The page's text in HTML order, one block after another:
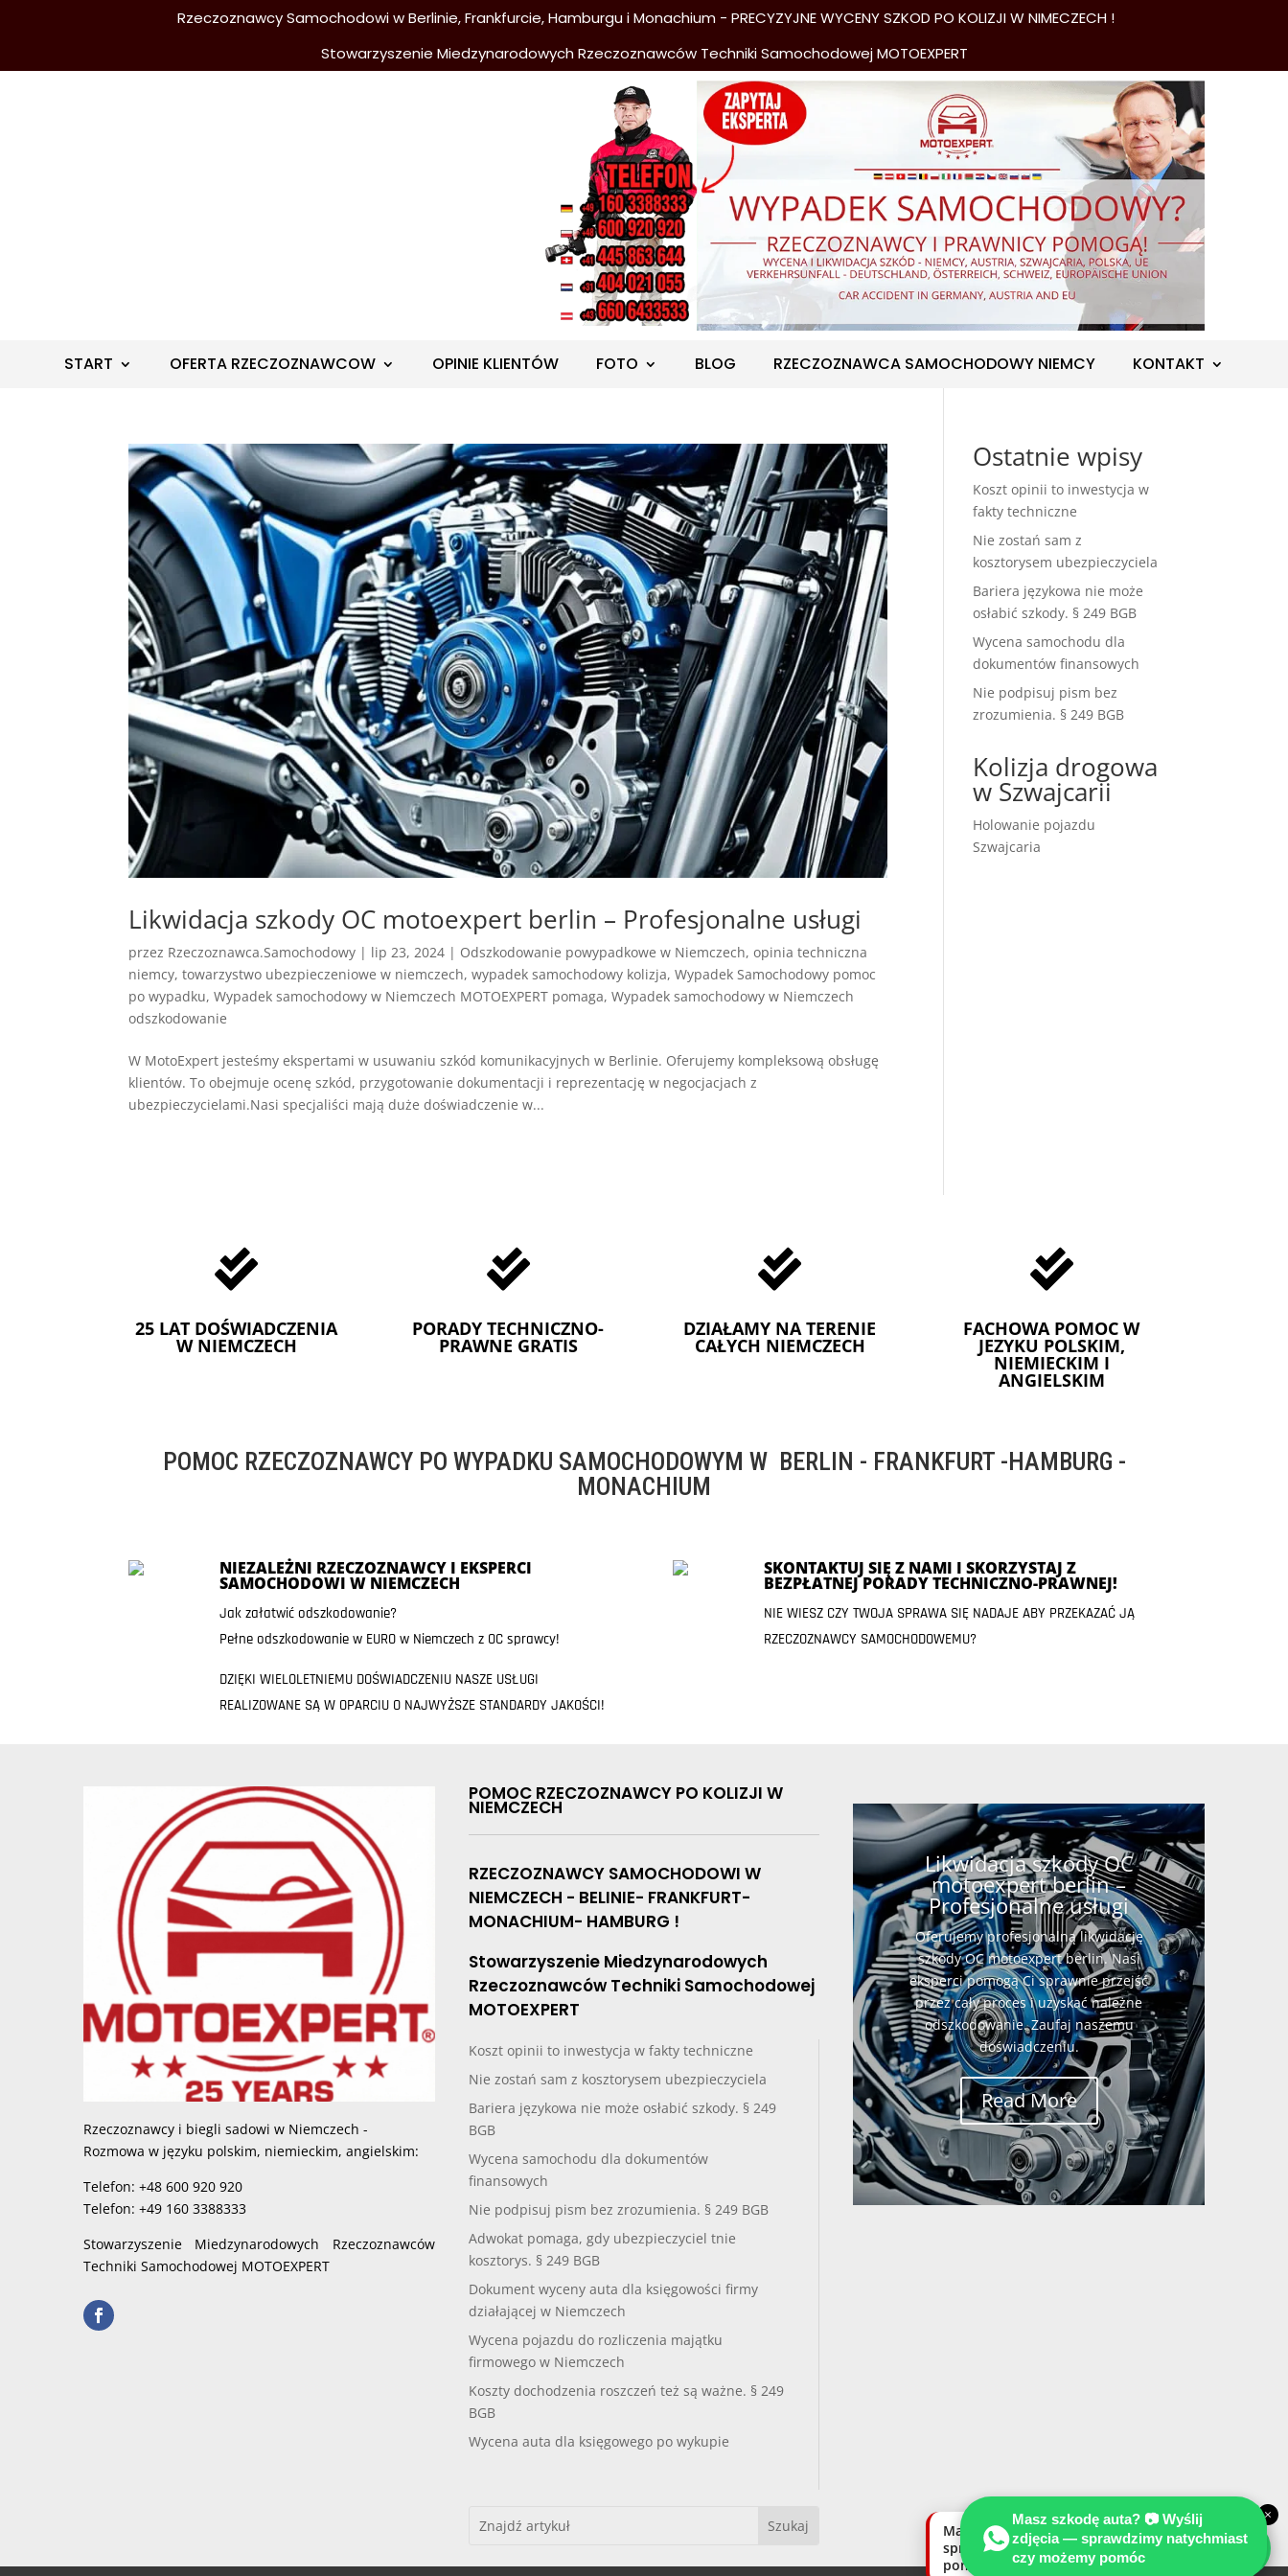
Rzeczoznawcy Samochodowi w Berlinie, Frankfurcie, Hamburgu i Monachium - PRECYZYJNE WYCENY SZKOD PO KOLIZJI W NIMECZECH !
Stowarzyszenie Miedzynarodowych Rzeczoznawców Techniki Samochodowej MOTOEXPERT
START OFERTA RZECZOZNAWCOW OPINIE KLIENTÓW FOTO BLOG RZECZOZNAWCA SAMOCHODOWY NIEMCY KONTAKT
Likwidacja szkody OC motoexpert berlin – Profesjonalne usługi
przez Rzeczoznawca.Samochodowy | lip 23, 2024 | Odszkodowanie powypadkowe w Niemczech,opinia techniczna
niemcy,towarzystwo ubezpieczeniowe w niemczech,wypadek samochodowy kolizja,Wypadek Samochodowy pomoc
po wypadku,Wypadek samochodowy w Niemczech MOTOEXPERT pomaga,Wypadek samochodowy w Niemczech
odszkodowanie
W MotoExpert jesteśmy ekspertami w usuwaniu szkód komunikacyjnych w Berlinie. Oferujemy kompleksową obsługę
klientów. To obejmuje ocenę szkód, przygotowanie dokumentacji i reprezentację w negocjacjach z
ubezpieczycielami.Nasi specjaliści mają duże doświadczenie w...
Ostatnie wpisy
Koszt opinii to inwestycja w
fakty techniczne
Nie zostań sam z
kosztorysem ubezpieczyciela
Bariera językowa nie może
osłabić szkody. § 249 BGB
Wycena samochodu dla
dokumentów finansowych
Nie podpisuj pism bez
zrozumienia. § 249 BGB
Kolizja drogowa
w Szwajcarii
Holowanie pojazdu
Szwajcaria

25 LAT DOŚWIADCZENIA
W NIEMCZECH

PORADY TECHNICZNO-
PRAWNE GRATIS

DZIAŁAMY NA TERENIE
CAŁYCH NIEMCZECH

FACHOWA POMOC W
JEZYKU POLSKIM,
NIEMIECKIM I
ANGIELSKIM
POMOC RZECZOZNAWCY PO WYPADKU SAMOCHODOWYM W BERLIN - FRANKFURT -HAMBURG -
MONACHIUM
NIEZALEŻNI RZECZOZNAWCY I EKSPERCI
SAMOCHODOWI W NIEMCZECH
Jak załatwić odszkodowanie?
Pełne odszkodowanie w EURO w Niemczech z OC sprawcy!
DZIĘKI WIELOLETNIEMU DOŚWIADCZENIU NASZE USŁUGI
REALIZOWANE SĄ W OPARCIU O NAJWYŻSZE STANDARDY JAKOŚCI!
SKONTAKTUJ SIĘ Z NAMI I SKORZYSTAJ Z
BEZPŁATNEJ PORADY TECHNICZNO-PRAWNEJ!
NIE WIESZ CZY TWOJA SPRAWA SIĘ NADAJE ABY PRZEKAZAĆ JĄ
RZECZOZNAWCY SAMOCHODOWEMU?
Rzeczoznawcy i biegli sadowi w Niemczech -
Rozmowa w języku polskim, niemieckim, angielskim:
Telefon: +48 600 920 920
Telefon: +49 160 3388333
Stowarzyszenie Miedzynarodowych Rzeczoznawców
Techniki Samochodowej MOTOEXPERT
POMOC RZECZOZNAWCY PO KOLIZJI W
NIEMCZECH
RZECZOZNAWCY SAMOCHODOWI W
NIEMCZECH - BELINIE- FRANKFURT-
MONACHIUM- HAMBURG !
Stowarzyszenie Miedzynarodowych
Rzeczoznawców Techniki Samochodowej
MOTOEXPERT
Koszt opinii to inwestycja w fakty techniczne
Nie zostań sam z kosztorysem ubezpieczyciela
Bariera językowa nie może osłabić szkody. § 249
BGB
Wycena samochodu dla dokumentów
finansowych
Nie podpisuj pism bez zrozumienia. § 249 BGB
Adwokat pomaga, gdy ubezpieczyciel tnie
kosztorys. § 249 BGB
Dokument wyceny auta dla księgowości firmy
działającej w Niemczech
Wycena pojazdu do rozliczenia majątku
firmowego w Niemczech
Koszty dochodzenia roszczeń też są ważne. § 249
BGB
Wycena auta dla księgowego po wykupie
Likwidacja szkody OC
motoexpert berlin –
Profesjonalne usługi
Oferujemy profesjonalną likwidację
szkody OC motoexpert berlin. Nasi
eksperci pomogą Ci sprawnie przejść
przez cały proces i uzyskać należne
odszkodowanie. Zaufaj naszemu
doświadczeniu.
Read More
Masz szkodę auta? 📷 Wyślij
zdjęcia — sprawdzimy natychmiast
czy możemy pomóc
×
Masz szkodę auta? Wyślij zdjęcia —
sprawdzimy natychmiast, czy możemy
pomóc.